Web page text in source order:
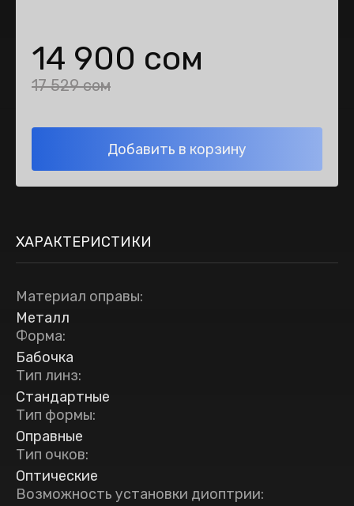
14 900 сом
17 529 сом
Добавить в корзину
ХАРАКТЕРИСТИКИ
Материал оправы:
Металл
Форма:
Бабочка
Тип линз:
Стандартные
Тип формы:
Оправные
Тип очков:
Оптические
Возможность установки диоптрии: